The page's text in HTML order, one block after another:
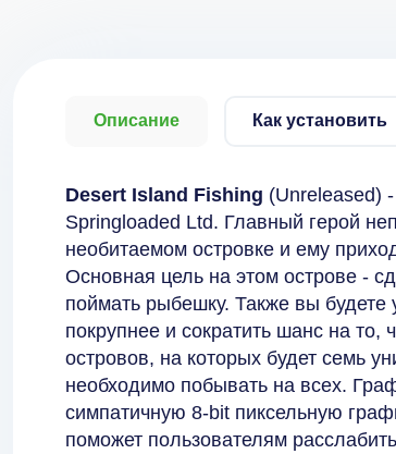
Описание Как установить
Desert Island Fishing (Unreleased)
Springloaded Ltd. Главный герой
необитаемом островке и ему
Основная цель на этом острове -
поймать рыбешку. Также вы будете
покрупнее и сократить шанс на то,
островов, на которых будет семь
необходимо побывать на всех.
симпатичную 8-bit пиксельную
поможет пользователям